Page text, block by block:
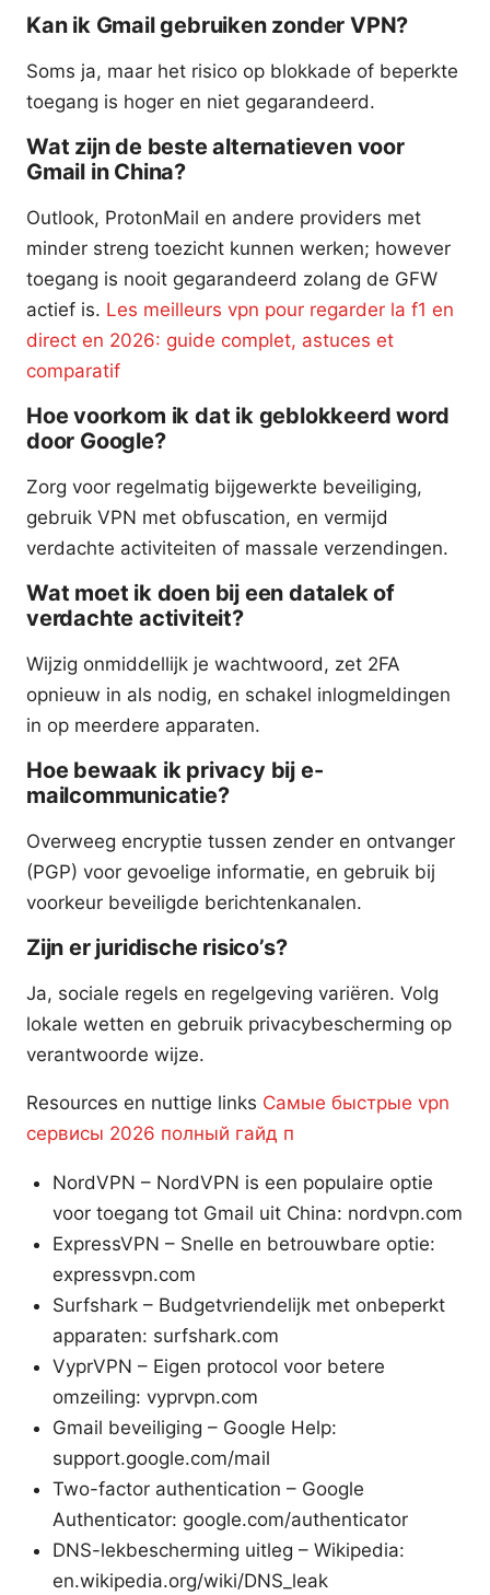
Kan ik Gmail gebruiken zonder VPN?
Soms ja, maar het risico op blokkade of beperkte
toegang is hoger en niet gegarandeerd.
Wat zijn de beste alternatieven voor
Gmail in China?
Outlook, ProtonMail en andere providers met
minder streng toezicht kunnen werken; however
toegang is nooit gegarandeerd zolang de GFW
actief is. Les meilleurs vpn pour regarder la f1 en
direct en 2026: guide complet, astuces et
comparatif
Hoe voorkom ik dat ik geblokkeerd word
door Google?
Zorg voor regelmatig bijgewerkte beveiliging,
gebruik VPN met obfuscation, en vermijd
verdachte activiteiten of massale verzendingen.
Wat moet ik doen bij een datalek of
verdachte activiteit?
Wijzig onmiddellijk je wachtwoord, zet 2FA
opnieuw in als nodig, en schakel inlogmeldingen
in op meerdere apparaten.
Hoe bewaak ik privacy bij e-
mailcommunicatie?
Overweeg encryptie tussen zender en ontvanger
(PGP) voor gevoelige informatie, en gebruik bij
voorkeur beveiligde berichtenkanalen.
Zijn er juridische risico’s?
Ja, sociale regels en regelgeving variëren. Volg
lokale wetten en gebruik privacybescherming op
verantwoorde wijze.
Resources en nuttige links Самые быстрые vpn
сервисы 2026 полный гайд п
NordVPN – NordVPN is een populaire optie
voor toegang tot Gmail uit China: nordvpn.com
ExpressVPN – Snelle en betrouwbare optie:
expressvpn.com
Surfshark – Budgetvriendelijk met onbeperkt
apparaten: surfshark.com
VyprVPN – Eigen protocol voor betere
omzeiling: vyprvpn.com
Gmail beveiliging – Google Help:
support.google.com/mail
Two-factor authentication – Google
Authenticator: google.com/authenticator
DNS-lekbescherming uitleg – Wikipedia:
en.wikipedia.org/wiki/DNS_leak